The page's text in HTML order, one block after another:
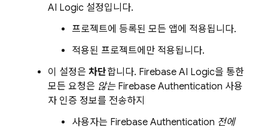
AI Logic 설정입니다.
프로젝트에 등록된 모든 앱에 적용됩니다.
적용된 프로젝트에만 적용됩니다.
이 설정은 차단합니다. Firebase AI Logic을 통한
모든 요청은 않는 Firebase Authentication 사용
자 인증 정보를 전송하지
사용자는 Firebase Authentication 전에